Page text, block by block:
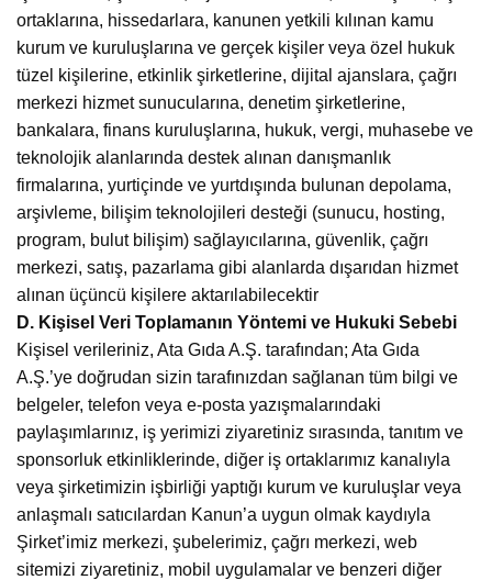
ortaklarına, hissedarlara, kanunen yetkili kılınan kamu
kurum ve kuruluşlarına ve gerçek kişiler veya özel hukuk
tüzel kişilerine, etkinlik şirketlerine, dijital ajanslara, çağrı
merkezi hizmet sunucularına, denetim şirketlerine,
bankalara, finans kuruluşlarına, hukuk, vergi, muhasebe ve
teknolojik alanlarında destek alınan danışmanlık
firmalarına, yurtiçinde ve yurtdışında bulunan depolama,
arşivleme, bilişim teknolojileri desteği (sunucu, hosting,
program, bulut bilişim) sağlayıcılarına, güvenlik, çağrı
merkezi, satış, pazarlama gibi alanlarda dışarıdan hizmet
alınan üçüncü kişilere aktarılabilecektir
D. Kişisel Veri Toplamanın Yöntemi ve Hukuki Sebebi
Kişisel verileriniz, Ata Gıda A.Ş. tarafından; Ata Gıda
A.Ş.’ye doğrudan sizin tarafınızdan sağlanan tüm bilgi ve
belgeler, telefon veya e-posta yazışmalarındaki
paylaşımlarınız, iş yerimizi ziyaretiniz sırasında, tanıtım ve
sponsorluk etkinliklerinde, diğer iş ortaklarımız kanalıyla
veya şirketimizin işbirliği yaptığı kurum ve kuruluşlar veya
anlaşmalı satıcılardan Kanun’a uygun olmak kaydıyla
Şirket’imiz merkezi, şubelerimiz, çağrı merkezi, web
sitemizi ziyaretiniz, mobil uygulamalar ve benzeri diğer